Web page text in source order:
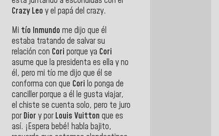
Crazy Leo y el papá del crazy.
Mi tío Inmundo me dijo que él
estaba tratando de salvar su
relación con Cori porque ya Cori
asume que la presidenta es ella y no
él, pero mi tío me dijo que él se
conforma con que Cori lo ponga de
canciller porque a él le gusta viajar,
el chiste se cuenta solo, pero te juro
porDior y porLouis Vuitton que es
así. ¡Espera bebé! habla bajito,